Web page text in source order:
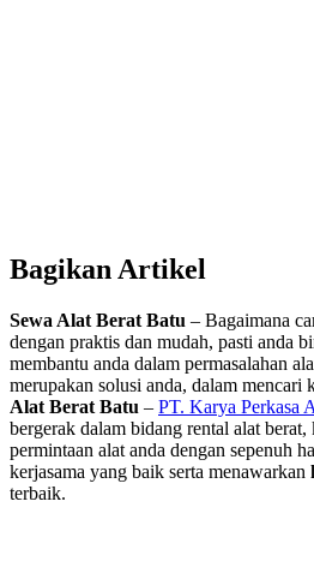
Bagikan Artikel
Sewa Alat Berat Batu – Bagaimana
dengan praktis dan mudah, pasti anda
membantu anda dalam permasalahan
merupakan solusi anda, dalam mencari
Alat Berat Batu – PT. Karya Perkasa
bergerak dalam bidang rental alat
permintaan alat anda dengan sepenuh
kerjasama yang baik serta menawarkan
terbaik.